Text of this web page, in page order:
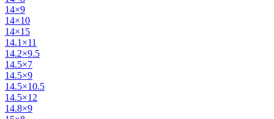
14×9
14×10
14×15
14.1×11
14.2×9.5
14.5×7
14.5×9
14.5×10.5
14.5×12
14.8×9